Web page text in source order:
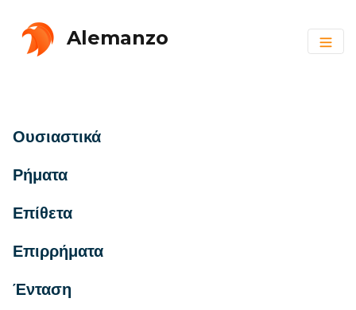
Alemanzo
Ουσιαστικά
Ρήματα
Επίθετα
Επιρρήματα
Ένταση